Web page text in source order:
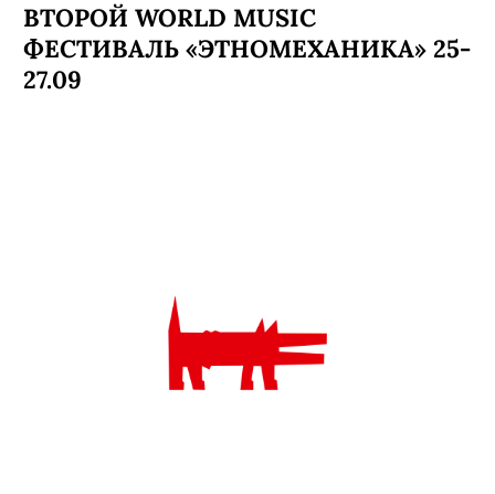
ВТОРОЙ WORLD MUSIC
ФЕСТИВАЛЬ «ЭТНОМЕХАНИКА» 25-
27.09